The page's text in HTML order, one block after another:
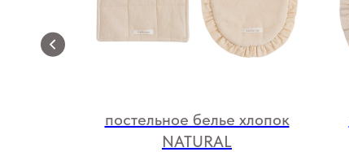
постельное белье хлопок
NATURAL